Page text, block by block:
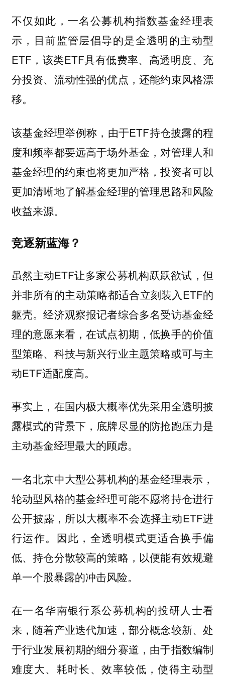
不仅如此，一名公募机构指数基金经理表
示，目前监管层倡导的是全透明的主动型
ETF，该类ETF具有低费率、高透明度、充
分投资、流动性强的优点，还能约束风格漂
移。
该基金经理举例称，由于ETF持仓披露的程
度和频率都要远高于场外基金，对管理人和
基金经理的约束也将更加严格，投资者可以
更加清晰地了解基金经理的管理思路和风险
收益来源。
竞逐新蓝海？
虽然主动ETF让多家公募机构跃跃欲试，但
并非所有的主动策略都适合立刻装入ETF的
躯壳。经济观察报记者综合多名受访基金经
理的意愿来看，在试点初期，低换手的价值
型策略、科技与新兴行业主题策略或可与主
动ETF适配度高。
事实上，在国内极大概率优先采用全透明披
露模式的背景下，底牌尽显的防抢跑压力是
主动基金经理最大的顾虑。
一名北京中大型公募机构的基金经理表示，
轮动型风格的基金经理可能不愿将持仓进行
公开披露，所以大概率不会选择主动ETF进
行运作。因此，全透明模式更适合换手偏
低、持仓分散较高的策略，以便能有效规避
单一个股暴露的冲击风险。
在一名华南银行系公募机构的投研人士看
来，随着产业迭代加速，部分概念较新、处
于行业发展初期的细分赛道，由于指数编制
难度大、耗时长、效率较低，使得主动型